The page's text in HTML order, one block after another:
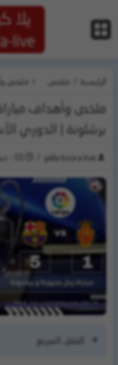
يلا
live
الرئيسية
ملخص
الدوري
برشلونة | الدوري
yalla koora live
التنقل السريع